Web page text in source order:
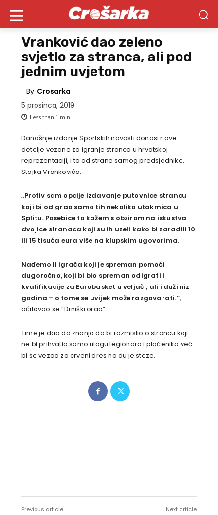
Vranković dao zeleno
svjetlo za stranca, ali pod
jednim uvjetom
By Crosarka
5 prosinca, 2019
Less than 1 min.
Današnje izdanje Sportskih novosti donosi nove
detalje vezane za igranje stranca u hrvatskoj
reprezentaciji, i to od strane samog predsjednika,
Stojka Vrankovića:
„Protiv sam opcije izdavanje putovnice strancu
koji bi odigrao samo tih nekoliko utakmica u
Splitu. Posebice to kažem s obzirom na iskustva
dvojice stranaca koji su ih uzeli kako bi zaradili 10
ili 15 tisuća eura više na klupskim ugovorima.
Nađemo li igrača koji je spreman pomoći
dugoročno, koji bi bio spreman odigrati i
kvalifikacije za Eurobasket u veljači, ali i duži niz
godina – o tome se uvijek može razgovarati.“,
očitovao se ”Drniški orao”.
Time je dao do znanja da bi razmislio o strancu koji
ne bi prihvatio samo ulogu legionara i plaćenika već
bi se vezao za crveni dres na dulje staze.
Previous article Next article